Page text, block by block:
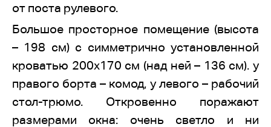
от поста рулевого.
Большое просторное помещение (высота
– 198 см) с симметрично установленной
кроватью 200х170 см (над ней – 136 см). у
правого борта – комод, у левого – рабочий
стол-трюмо. Откровенно поражают
размерами окна: очень светло и ни